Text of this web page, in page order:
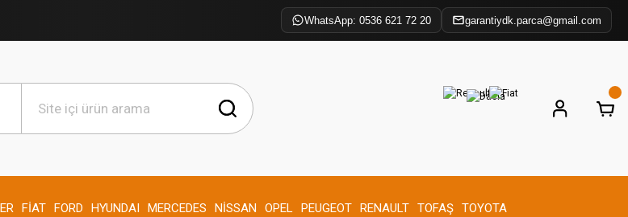
WhatsApp: 0536 621 72 20 garantiydk.parca@gmail.com
FİAT FORD HYUNDAI MERCEDES NİSSAN OPEL PEUGEOT RENAULT TOFAŞ TOYOTA